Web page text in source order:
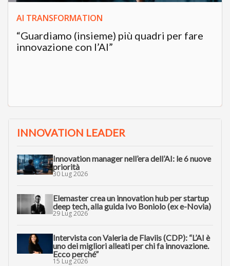
AI TRANSFORMATION
“Guardiamo (insieme) più quadri per fare
innovazione con l’AI”
INNOVATION LEADER
Innovation manager nell’era dell’AI: le 6 nuove
priorità
30 Lug 2026
Elemaster crea un innovation hub per startup
deep tech, alla guida Ivo Boniolo (ex e-Novia)
29 Lug 2026
Intervista con Valeria de Flaviis (CDP): “L’AI è
uno dei migliori alleati per chi fa innovazione.
Ecco perché”
15 Lug 2026